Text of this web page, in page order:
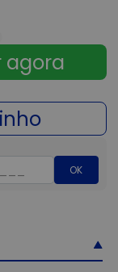
OK